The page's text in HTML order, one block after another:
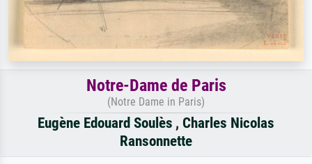
Notre-Dame de Paris
(Notre Dame in Paris)
Eugène Edouard Soulès , Charles Nicolas
Ransonnette